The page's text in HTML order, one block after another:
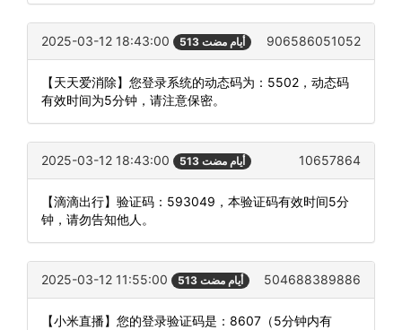
2025-03-12 18:43:00 513 أيام مضت 906586051052
【天天爱消除】您登录系统的动态码为：5502，动态码
有效时间为5分钟，请注意保密。
2025-03-12 18:43:00 513 أيام مضت 10657864
【滴滴出行】验证码：593049，本验证码有效时间5分
钟，请勿告知他人。
2025-03-12 11:55:00 513 أيام مضت 504688389886
【小米直播】您的登录验证码是：8607（5分钟内有